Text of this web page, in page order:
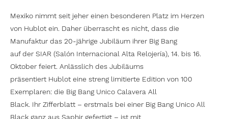
Mexiko nimmt seit jeher einen besonderen Platz im Herzen
von Hublot ein. Daher überrascht es nicht, dass die
Manufaktur das 20-jährige Jubiläum ihrer Big Bang
auf der SIAR (Salón Internacional Alta Relojería), 14. bis 16.
Oktober feiert. Anlässlich des Jubiläums
präsentiert Hublot eine streng limitierte Edition von 100
Exemplaren: die Big Bang Unico Calavera All
Black. Ihr Zifferblatt – erstmals bei einer Big Bang Unico All
Black ganz aus Saphir gefertigt – ist mit